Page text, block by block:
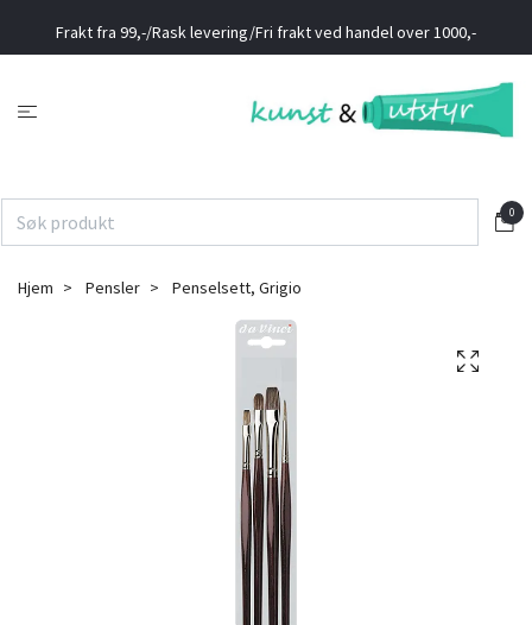
Frakt fra 99,-/Rask levering/Fri frakt ved handel over 1000,-
0
Hjem Pensler Penselsett, Grigio